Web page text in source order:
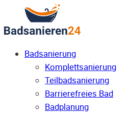
Badsanierung
Komplettsanierung
Teilbadsanierung
Barrierefreies Bad
Badplanung